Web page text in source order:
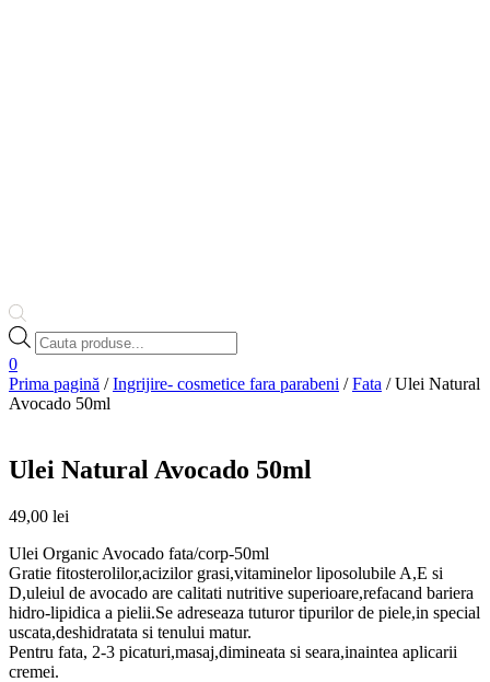
Products
search
0
Prima pagină /Ingrijire- cosmetice fara parabeni /Fata / Ulei Natural
Avocado 50ml
Ulei Natural Avocado 50ml
49,00 lei
Ulei Organic Avocado fata/corp-50ml
Gratie fitosterolilor,acizilor grasi,vitaminelor liposolubile A,E si
D,uleiul de avocado are calitati nutritive superioare,refacand bariera
hidro-lipidica a pielii.Se adreseaza tuturor tipurilor de piele,in special
uscata,deshidratata si tenului matur.
Pentru fata, 2-3 picaturi,masaj,dimineata si seara,inaintea aplicarii
cremei.